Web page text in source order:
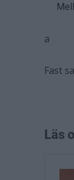
a
Fast
Läs